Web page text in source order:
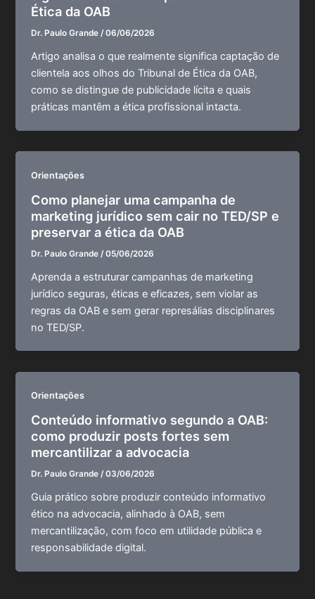
Ética da OAB
Dr. Paulo Grande/06/06/2026
Artigo analisa o que realmente significa captação de
clientela aos olhos do Tribunal de Ética da OAB,
como se distingue de publicidade lícita e quais
práticas mantêm a ética profissional intacta.
Orientações
Como planejar uma campanha de
marketing jurídico sem cair no TED/SP e
preservar a ética da OAB
Dr. Paulo Grande /05/06/2026
Aprenda a estruturar campanhas de marketing
jurídico seguras, éticas e eficazes, sem violar as
regras da OAB e sem gerar represálias disciplinares
no TED/SP.
Orientações
Conteúdo informativo segundo a OAB:
como produzir posts fortes sem
mercantilizar a advocacia
Dr. Paulo Grande/03/06/2026
Guia prático sobre produzir conteúdo informativo
ético na advocacia, alinhado à OAB, sem
mercantilização, com foco em utilidade pública e
responsabilidade digital.